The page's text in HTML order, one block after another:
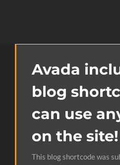
Avada
blog
can use
on the site!
This blog shortcode was